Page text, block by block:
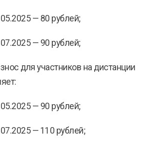
— 80 рублей;
— 90 рублей;
для участников на дистанции
— 90 рублей;
— 110 рублей;